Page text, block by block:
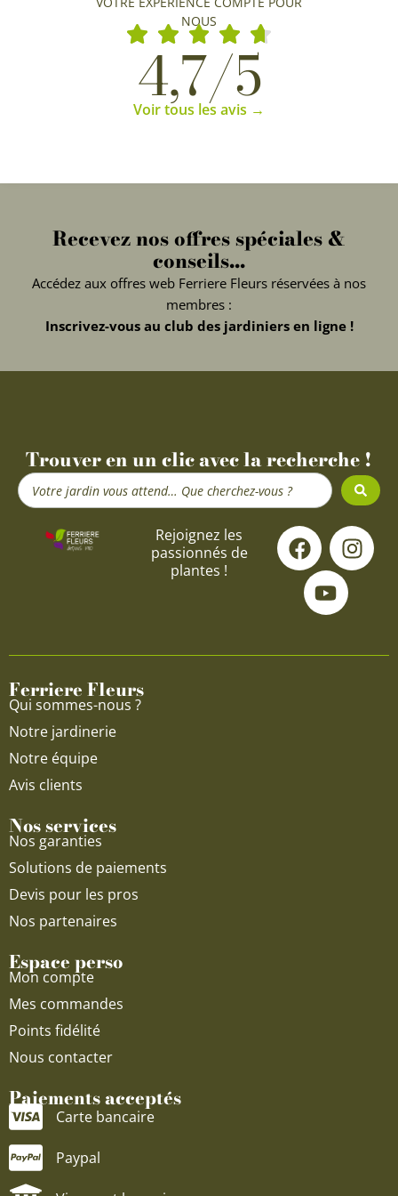
NOUS
4,7/5
Voir tous les avis →
Recevez nos offres spéciales &
conseils...
Accédez aux offres web Ferriere Fleurs réservées à nos
membres :
Inscrivez-vous au club des jardiniers en ligne !
Trouver en un clic avec la recherche !
Search
...
Rejoignez les
passionnés de
plantes !
F
a
c
e
o
I
n
s
g
Y
o
u
t
u
b
Ferriere Fleurs
Qui sommes-nous ?
Notre jardinerie
Notre équipe
Avis clients
Nos services
Nos garanties
Solutions de paiements
Devis pour les pros
Nos partenaires
Espace perso
Mon compte
Mes commandes
Points fidélité
Nous contacter
Paiements acceptés
Carte bancaire
Paypal